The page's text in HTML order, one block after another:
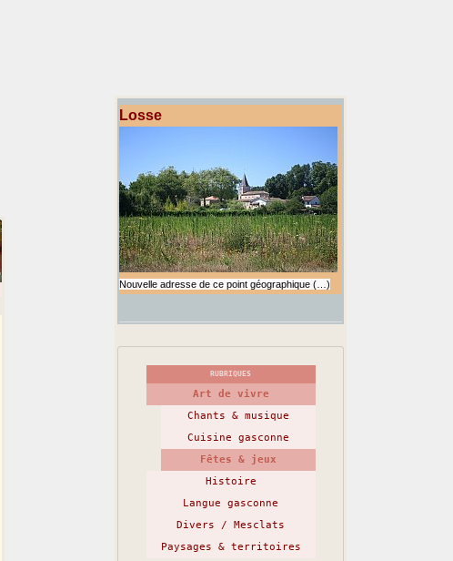
Losse
Nouvelle adresse de ce point géographique (…)
RUBRIQUES
Art de vivre
Chants & musique
Cuisine gasconne
Fêtes & jeux
Histoire
Langue gasconne
Divers / Mesclats
Paysages & territoires